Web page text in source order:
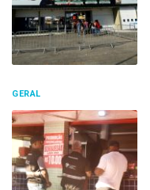
GERAL